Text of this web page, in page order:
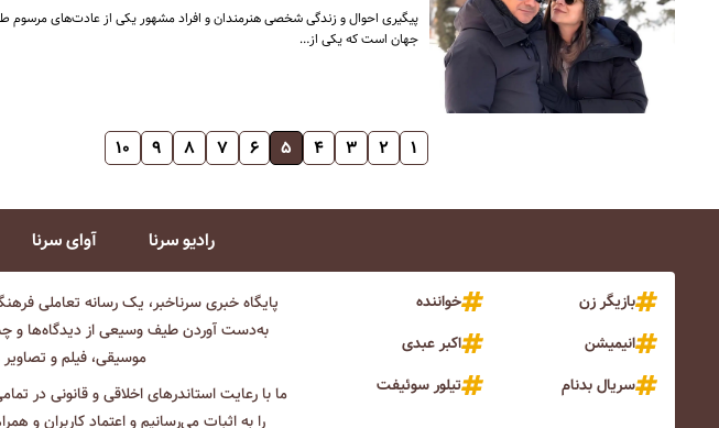
پیگیری احوال و زندگی شخصی هنرمندان و افراد مشهور یکی از عادت‌های مرسوم
جهان است که یکی از…
۱ ۲ ۳ ۴ ۵ ۶ ۷ ۸ ۹ ۱۰
رادیو سرنا آوای سرنا
بازیگر زن
خواننده
انیمیشن
اکبر عبدی
سریال بدنام
تیلور سوئیفت
پایگاه خبری سرناخبر، یک رسانه تعاملی
به‌دست آوردن طیف وسیعی از دیدگاه‌ها و چشم
موسیقی، فیلم و
ما با رعایت استاندرهای اخلاقی و قانونی در
را به اثبات می‌رسانیم و اعتماد کاربران و